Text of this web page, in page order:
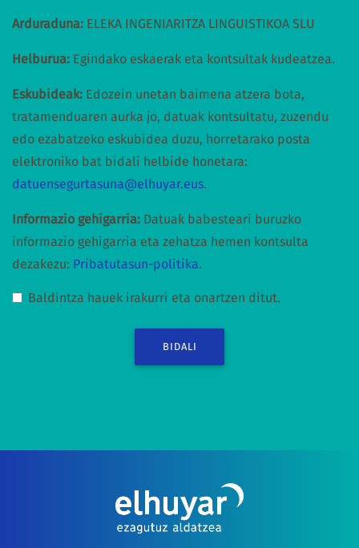
Arduraduna: ELEKA INGENIARITZA LINGUISTIKOA SLU
Helburua: Egindako eskaerak eta kontsultak kudeatzea.
Eskubideak: Edozein unetan baimena atzera bota,
tratamenduaren aurka jo, datuak kontsultatu, zuzendu
edo ezabatzeko eskubidea duzu, horretarako posta
elektroniko bat bidali helbide honetara:
datuensegurtasuna@elhuyar.eus.
Informazio gehigarria: Datuak babesteari buruzko
informazio gehigarria eta zehatza hemen kontsulta
dezakezu: Pribatutasun-politika.
Baldintza hauek irakurri eta onartzen ditut.
BIDALI